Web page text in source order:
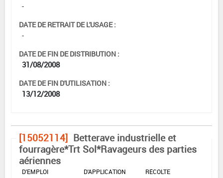
-
DATE DE RETRAIT DE L'USAGE :
-
DATE DE FIN DE DISTRIBUTION :
31/08/2008
DATE DE FIN D'UTILISATION :
13/12/2008
[15052114] Betterave industrielle et
fourragère*Trt Sol*Ravageurs des parties
aériennes
DOSE MAX
D'EMPLOI
D'APPLICATION
RÉCOLTE